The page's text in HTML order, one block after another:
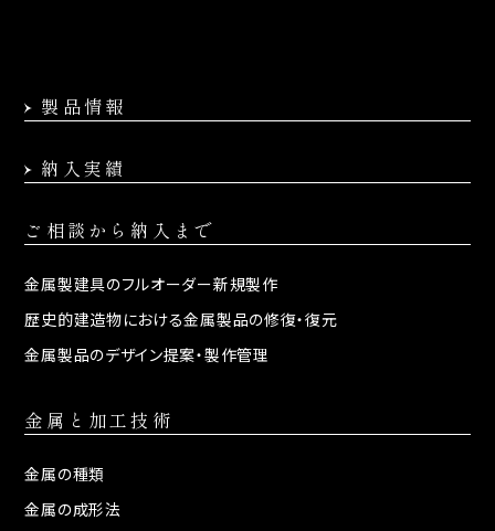
製品情報
納入実績
ご相談から納入まで
金属製建具のフルオーダー新規製作
歴史的建造物における金属製品の修復・復元
金属製品のデザイン提案・製作管理
金属と加工技術
金属の種類
金属の成形法